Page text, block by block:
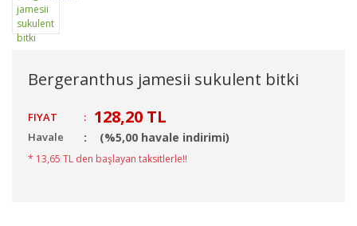
Bergeranthus jamesii sukulent bitki
FIYAT : 128,20 TL
Havale (%5,00 havale indirimi)
* 13,65 TL den başlayan taksitlerle!!